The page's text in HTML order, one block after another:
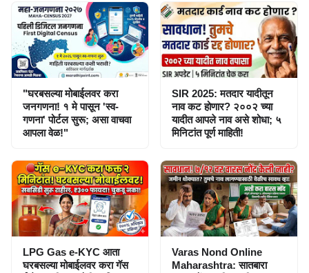
"घरबसल्या मोबाईलवर करा
जनगणना! १ मे पासून 'स्व-
गणना' पोर्टल सुरू; असा वाचवा
आपला वेळ!"
SIR 2025: मतदार यादीतून
नाव कट होणार? २००२ च्या
यादीत आपले नाव असे शोधा; ५
मिनिटांत पूर्ण माहिती!
LPG Gas e-KYC आता
घरबसल्या मोबाईलवर करा गॅस
ई-केवायसी पहा सोपी प्रक्रिया!
Varas Nond Online
Maharashtra: सातबारा
वारस नोंद कशी करावी? वारस